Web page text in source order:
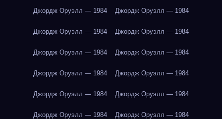
Джордж Оруэлл — 1984 Джордж Оруэлл — 1984
Джордж Оруэлл — 1984 Джордж Оруэлл — 1984
Джордж Оруэлл — 1984 Джордж Оруэлл — 1984
Джордж Оруэлл — 1984 Джордж Оруэлл — 1984
Джордж Оруэлл — 1984 Джордж Оруэлл — 1984
Джордж Оруэлл — 1984 Джордж Оруэлл — 1984